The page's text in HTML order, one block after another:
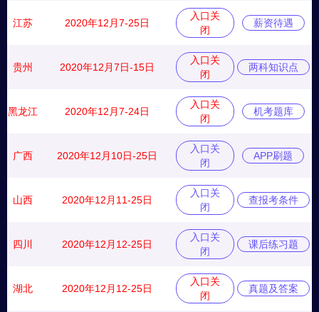
江苏 2020年12月7-25日
入口关
闭
薪资待遇
贵州 2020年12月7日-15日
入口关
闭
两科知识点
黑龙江 2020年12月7-24日
入口关
闭
机考题库
广西 2020年12月10日-25日
入口关
闭
APP刷题
山西 2020年12月11-25日
入口关
闭
查报考条件
四川 2020年12月12-25日
入口关
闭
课后练习题
湖北 2020年12月12-25日
入口关
闭
真题及答案